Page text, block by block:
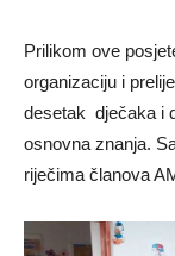
Prilikom ove
organizaciju i
desetak dječaka i
osnovna znanja.
riječima članova